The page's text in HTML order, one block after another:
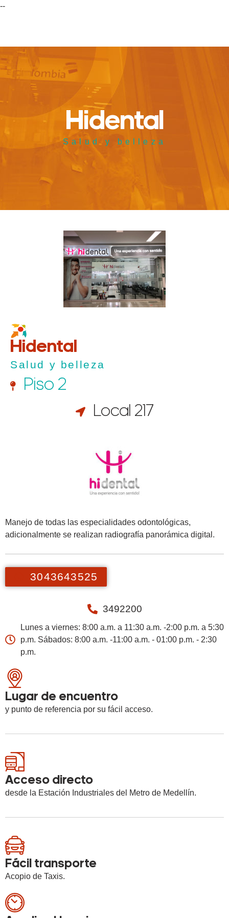
--
Hidental
Salud y belleza
Hidental
Salud y belleza
Piso 2
Local 217
Manejo de todas las especialidades odontológicas,
adicionalmente se realizan radiografía panorámica digital.
3043643525
3492200
Lunes a viernes: 8:00 a.m. a 11:30 a.m. -2:00 p.m. a 5:30
p.m. Sábados: 8:00 a.m. -11:00 a.m. - 01:00 p.m. - 2:30
p.m.
Lugar de encuentro
y punto de referencia por su fácil acceso.
Acceso directo
desde la Estación Industriales del Metro de Medellín.
Fácil transporte
Acopio de Taxis.